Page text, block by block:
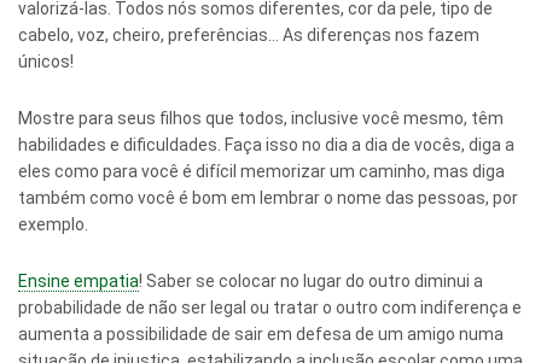
valorizá-las. Todos nós somos diferentes, cor da pele, tipo de
cabelo, voz, cheiro, preferências… As diferenças nos fazem
únicos!
Mostre para seus filhos que todos, inclusive você mesmo, têm
habilidades e dificuldades. Faça isso no dia a dia de vocês, diga a
eles como para você é difícil memorizar um caminho, mas diga
também como você é bom em lembrar o nome das pessoas, por
exemplo.
Ensine empatia! Saber se colocar no lugar do outro diminui a
probabilidade de não ser legal ou tratar o outro com indiferença e
aumenta a possibilidade de sair em defesa de um amigo numa